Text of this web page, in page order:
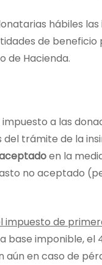
hábiles las
de
de Hacienda.
a las
trámite de la
en la
no aceptado
impuesto de
base imponible,
aún en caso de